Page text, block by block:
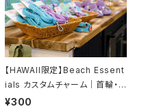
【HAWAII限定】Beach Essent
ials カスタムチャーム｜首輪・リ
ード・シューズ対応
¥300